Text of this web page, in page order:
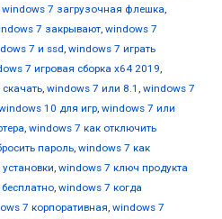
windows 7 загрузочная флешка,
7 закрывают, windows 7
7 и ssd, windows 7 играть
7 игровая сборка x64 2019,
, windows 7 или 8.1 , windows 7
10 для игр, windows 7 или
, windows 7 как отключить
пароль, windows 7 как
, windows 7 ключ продукта
, windows 7 когда
7 корпоративная, windows 7